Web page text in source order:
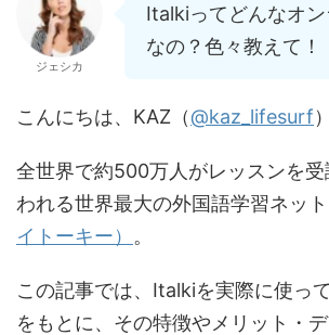
ジェシカ
Italkiってどんなオ
なの？色々教えて！
こんにちは、KAZ（@kaz_lifesurf
全世界で約500万人がレッスンを
われる世界最大の外国語学習ネッ
イトーキー） 。
この記事では、Italkiを実際に使っ
をもとに、その特徴やメリット・